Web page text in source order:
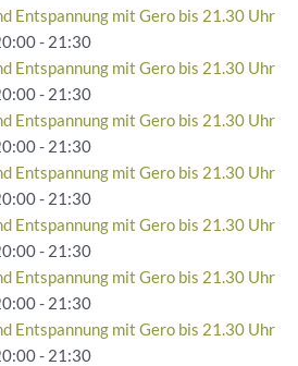
Entspannung mit Gero bis 21.30 Uhr
- 21:30
Entspannung mit Gero bis 21.30 Uhr
- 21:30
Entspannung mit Gero bis 21.30 Uhr
- 21:30
Entspannung mit Gero bis 21.30 Uhr
- 21:30
Entspannung mit Gero bis 21.30 Uhr
- 21:30
Entspannung mit Gero bis 21.30 Uhr
- 21:30
Entspannung mit Gero bis 21.30 Uhr
- 21:30